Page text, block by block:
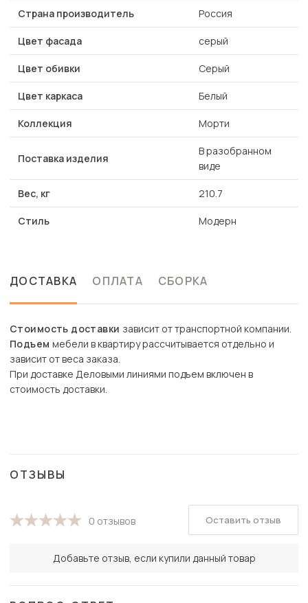
Страна производитель Россия
Цвет фасада серый
Цвет обивки Серый
Цвет каркаса Белый
Коллекция Морти
Поставка изделия
В разобранном
виде
Вес, кг 210.7
Стиль Модерн
ДОСТАВКА ОПЛАТА СБОРКА
Стоимость доставки зависит от транспортной компании.
Подъем мебели в квартиру рассчитывается отдельно и
зависит от веса заказа.
При доставке Деловыми линиями подъем включен в
стоимость доставки.
ОТЗЫВЫ
0 отзывов
Добавьте отзыв, если купили данный товар
Оставить отзыв